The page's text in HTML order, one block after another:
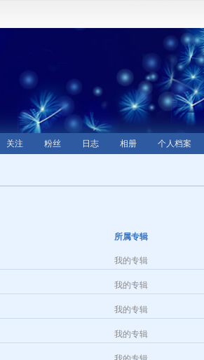
关注 粉丝 日志 相册 个人档案
所属专辑
我的专辑
我的专辑
我的专辑
我的专辑